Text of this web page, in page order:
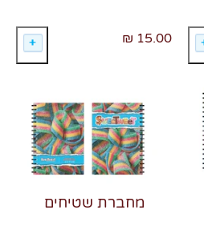
15.00 ₪
מחברת שטיחים